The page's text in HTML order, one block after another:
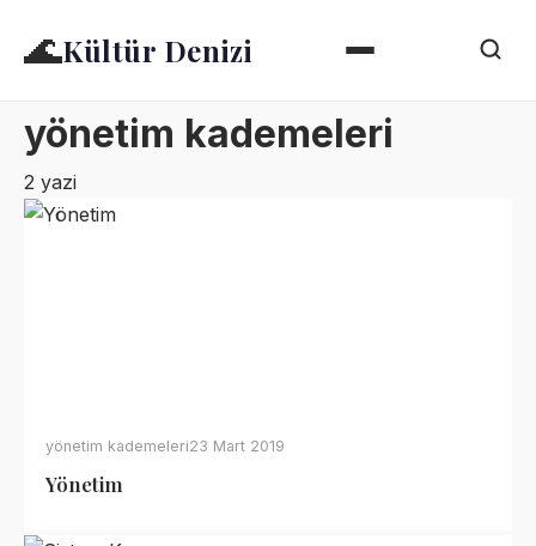
🌊Kültür Denizi
yönetim kademeleri
2 yazi
yönetim kademeleri23 Mart 2019
Yönetim